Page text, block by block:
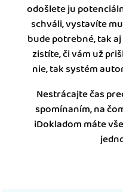
odošlete ju
schváli, vystavíte
bude potrebné, tak
zistíte, či vám už
nie, tak systém
Nestrácajte čas
spomínaním, na
iDokladom máte